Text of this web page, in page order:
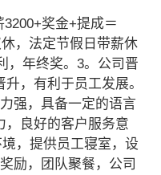
奖金+提成＝
，法定节假日带薪休
，年终奖。3。公司晋
，有利于员工发展。
强，具备一定的语言
，良好的客户服务意
，提供员工寝室，设
励，团队聚餐，公司